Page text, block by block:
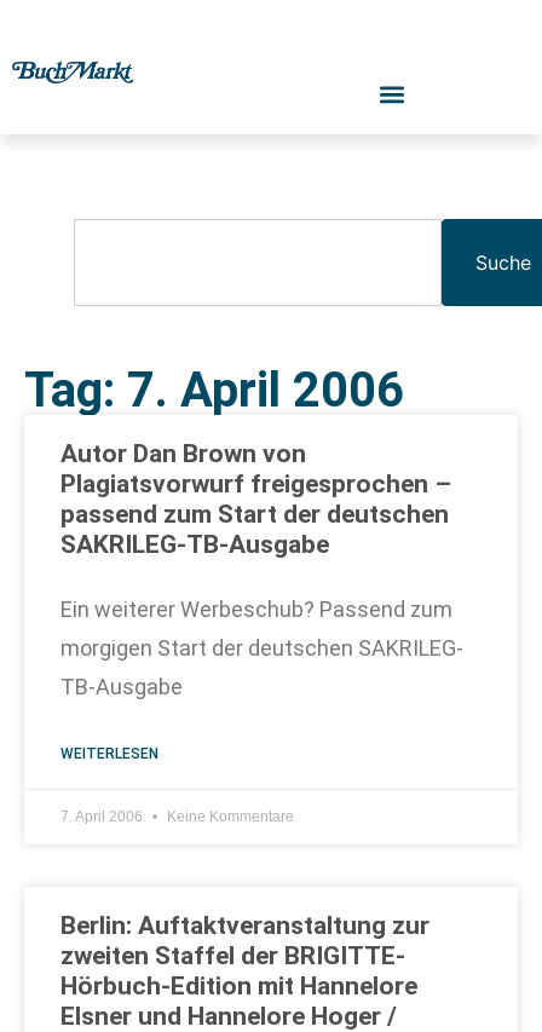
Suche
Tag: 7. April 2006
Autor Dan Brown von
Plagiatsvorwurf freigesprochen –
passend zum Start der deutschen
SAKRILEG-TB-Ausgabe
Ein weiterer Werbeschub? Passend zum
morgigen Start der deutschen SAKRILEG-
TB-Ausgabe
WEITERLESEN
7. April 2006 Keine Kommentare
Berlin: Auftaktveranstaltung zur
zweiten Staffel der BRIGITTE-
Hörbuch-Edition mit Hannelore
Elsner und Hannelore Hoger /